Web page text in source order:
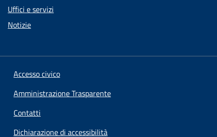
Uffici e servizi
Notizie
Accesso civico
Amministrazione Trasparente
Contatti
Dichiarazione di accessibilità